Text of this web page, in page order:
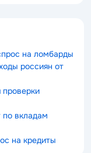
на ломбарды
россиян от
по вкладам
на кредиты